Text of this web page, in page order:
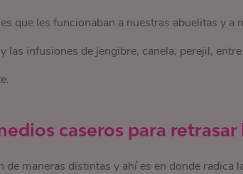
que les funcionaban a nuestras abuelitas y a
las infusiones de jengibre, canela, perejil,
caseros para
maneras distintas y ahí es en donde radica